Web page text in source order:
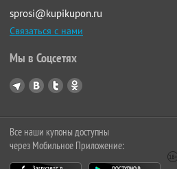
sprosi@kupikupon.ru
Связаться с нами
Мы в Соцсетях
Все наши купоны доступны
через Мобильное Приложение: